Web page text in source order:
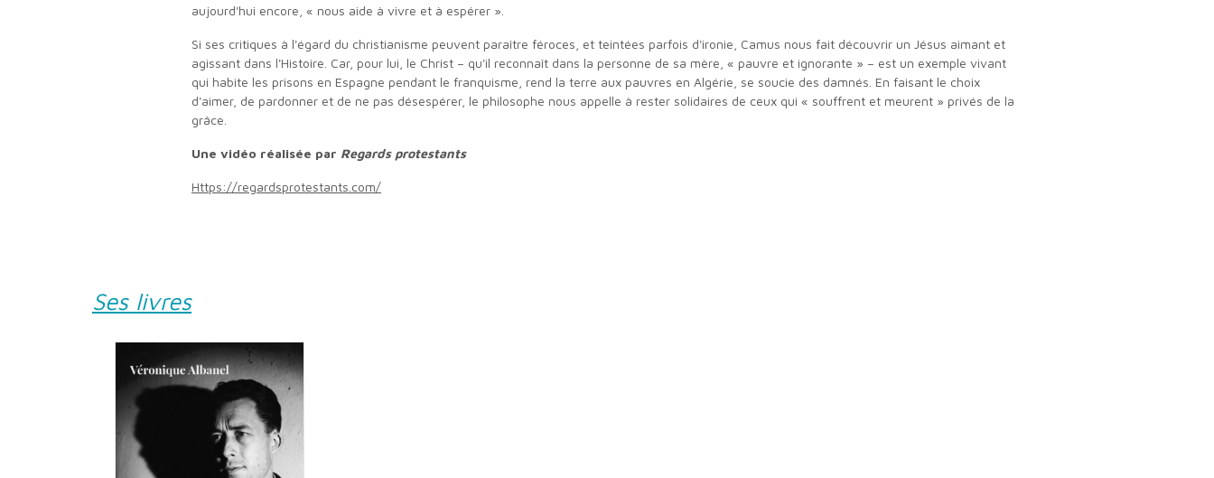
aujourd'hui encore, « nous aide à vivre et à espérer ».
Si ses critiques à l'égard du christianisme peuvent paraître féroces, et teintées parfois d'ironie, Camus nous fait découvrir un Jésus aimant et
agissant dans l'Histoire. Car, pour lui, le Christ – qu'il reconnaît dans la personne de sa mère, « pauvre et ignorante » – est un exemple vivant
qui habite les prisons en Espagne pendant le franquisme, rend la terre aux pauvres en Algérie, se soucie des damnés. En faisant le choix
d'aimer, de pardonner et de ne pas désespérer, le philosophe nous appelle à rester solidaires de ceux qui « souffrent et meurent » privés de la
grâce.
Une vidéo réalisée par Regards protestants
https://regardsprotestants.com/
Ses livres